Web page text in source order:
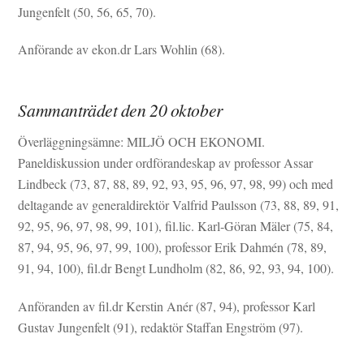
Jungenfelt (50, 56, 65, 70).
Anförande av ekon.dr Lars Wohlin (68).
Sammanträdet den 20 oktober
Överläggningsämne: MILJÖ OCH EKONOMI.
Paneldiskussion under ordförandeskap av professor Assar
Lindbeck (73, 87, 88, 89, 92, 93, 95, 96, 97, 98, 99) och med
deltagande av generaldirektör Valfrid Paulsson (73, 88, 89, 91,
92, 95, 96, 97, 98, 99, 101), fil.lic. Karl-Göran Mäler (75, 84,
87, 94, 95, 96, 97, 99, 100), professor Erik Dahmén (78, 89,
91, 94, 100), fil.dr Bengt Lundholm (82, 86, 92, 93, 94, 100).
Anföranden av fil.dr Kerstin Anér (87, 94), professor Karl
Gustav Jungenfelt (91), redaktör Staffan Engström (97).